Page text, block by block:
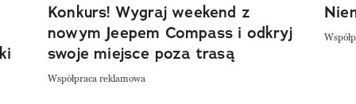
Konkurs! Wygraj weekend z
nowym Jeepem Compass i odkryj
swoje miejsce poza trasą
Współpraca reklamowa